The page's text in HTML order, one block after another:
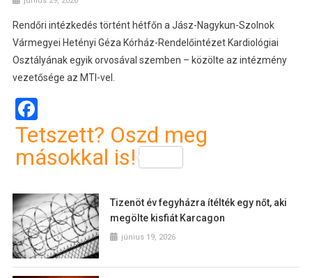
Rendőri intézkedés történt hétfőn a Jász-Nagykun-Szolnok
Vármegyei Hetényi Géza Kórház-Rendelőintézet Kardiológiai
Osztályának egyik orvosával szemben – közölte az intézmény
vezetősége az MTI-vel.
Tetszett? Oszd meg
másokkal is!
Tizenöt év fegyházra ítélték egy nőt, aki
megölte kisfiát Karcagon
június 19, 2026